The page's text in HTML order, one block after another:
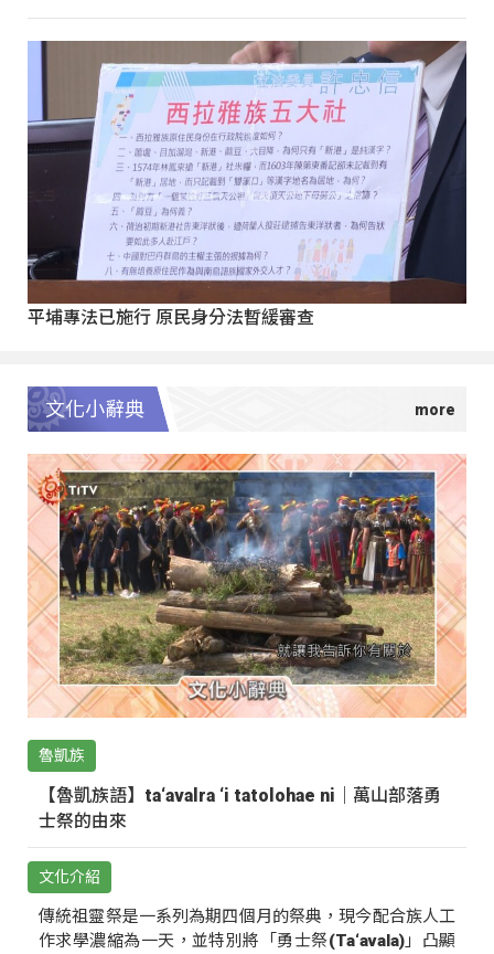
平埔專法已施行 原民身分法暫緩審查
文化小辭典
魯凱族
【魯凱族語】ta‘avalra ‘i tatolohae ni｜萬山部落勇
士祭的由來
文化介紹
傳統祖靈祭是一系列為期四個月的祭典，現今配合族人工
作求學濃縮為一天，並特別將「勇士祭(Ta‘avala)」凸顯